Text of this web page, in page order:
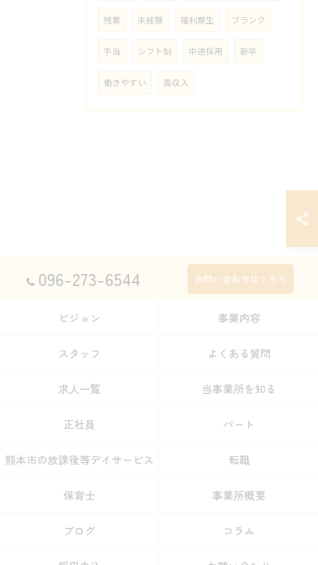
残業 未経験 福利厚生 ブランク
手当 シフト制 中途採用 新卒
働きやすい 高収入
096-273-6544 お問い合わせはこちら
ビジョン 事業内容
スタッフ よくある質問
求人一覧 当事業所を知る
正社員 パート
熊本市の放課後等デイサービス 転職
保育士 事業所概要
ブログ コラム